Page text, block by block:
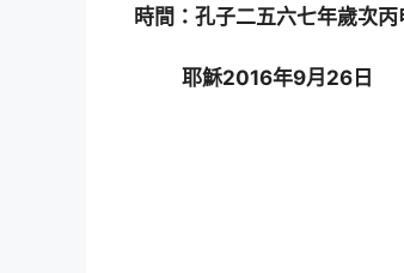
時間：孔子二五六七年歲次
耶穌2016年9月26日